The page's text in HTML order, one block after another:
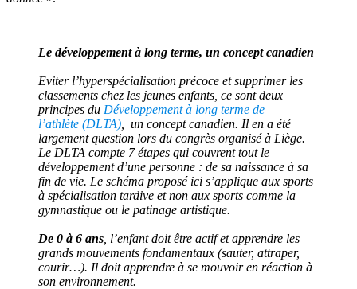
Le développement à long terme, un concept canadien
Eviter l’hyperspécialisation précoce et supprimer les
classements chez les jeunes enfants, ce sont deux
principes du Développement à long terme de
l’athlète (DLTA) , un concept canadien. Il en a été
largement question lors du congrès organisé à Liège.
Le DLTA compte 7 étapes qui couvrent tout le
développement d’une personne : de sa naissance à sa
fin de vie. Le schéma proposé ici s’applique aux sports
à spécialisation tardive et non aux sports comme la
gymnastique ou le patinage artistique.
De 0 à 6 ans , l’enfant doit être actif et apprendre les
grands mouvements fondamentaux (sauter, attraper,
courir…). Il doit apprendre à se mouvoir en réaction à
son environnement.